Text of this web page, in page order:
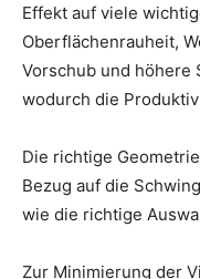
Effekt auf viele
Oberflächenrauheit,
Vorschub und
wodurch die
Die richtige
Bezug auf die
wie die richtige
Zur Minimierung der